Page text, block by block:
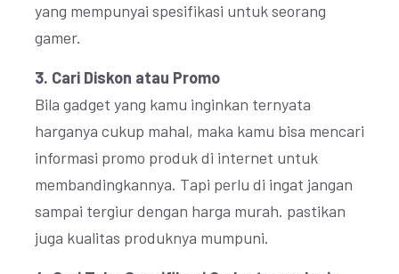
yang mempunyai spesifikasi untuk seorang
gamer.
3. Cari Diskon atau Promo
Bila gadget yang kamu inginkan ternyata
harganya cukup mahal, maka kamu bisa mencari
informasi promo produk di internet untuk
membandingkannya. Tapi perlu di ingat jangan
sampai tergiur dengan harga murah. pastikan
juga kualitas produknya mumpuni.